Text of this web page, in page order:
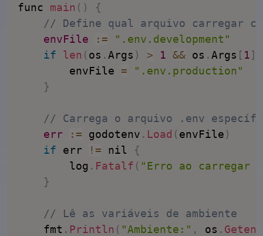
func main ( )
{
// Define qual arquivo carregar
envFile
: =
".env.development"
if
len (os .Args ) > 1 && os .Args [ 1]
		envFile
=
".env.production"
}
// Carrega o arquivo .env
err
: = godotenv . Load (envFile)
if err != nil {
		log
. Fatalf ( "Erro ao carregar
}
// Lê as variáveis de ambiente
	fmt
. Println ( "Ambiente:" , os . Getenv